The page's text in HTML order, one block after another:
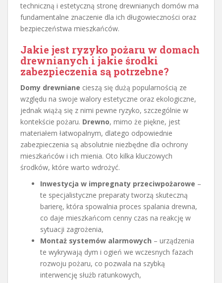
techniczną i estetyczną stronę drewnianych domów ma
fundamentalne znaczenie dla ich długowieczności oraz
bezpieczeństwa mieszkańców.
Jakie jest ryzyko pożaru w domach
drewnianych i jakie środki
zabezpieczenia są potrzebne?
Domy drewniane cieszą się dużą popularnością ze
względu na swoje walory estetyczne oraz ekologiczne,
jednak wiążą się z nimi pewne ryzyko, szczególnie w
kontekście pożaru. Drewno, mimo że piękne, jest
materiałem łatwopalnym, dlatego odpowiednie
zabezpieczenia są absolutnie niezbędne dla ochrony
mieszkańców i ich mienia. Oto kilka kluczowych
środków, które warto wdrożyć.
Inwestycja w impregnaty przeciwpożarowe –
te specjalistyczne preparaty tworzą skuteczną
barierę, która spowalnia proces spalania drewna,
co daje mieszkańcom cenny czas na reakcję w
sytuacji zagrożenia,
Montaż systemów alarmowych – urządzenia
te wykrywają dym i ogień we wczesnych fazach
rozwoju pożaru, co pozwala na szybką
interwencję służb ratunkowych,